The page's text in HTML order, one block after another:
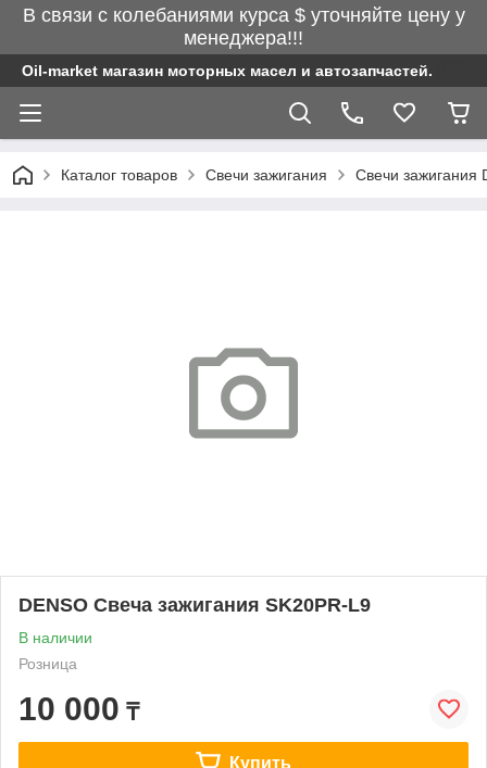
В связи с колебаниями курса $ уточняйте цену у
менеджера!!!
Oil-market магазин моторных масел и автозапчастей.
Каталог товаров Свечи зажигания Свечи зажигания
DENSO Свеча зажигания SK20PR-L9
В наличии
Розница
10 000 ₸
Купить